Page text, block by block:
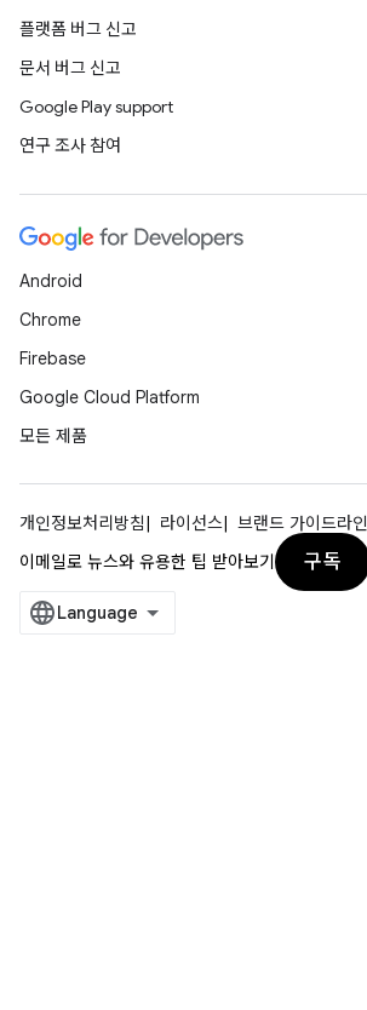
플랫폼 버그 신고
문서 버그 신고
Google Play support
연구 조사 참여
Android
Chrome
Firebase
Google Cloud Platform
모든 제품
개인정보처리방침 라이선스 브랜드 가이드라인
이메일로 뉴스와 유용한 팁 받아보기
구독